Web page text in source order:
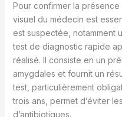
Pour confirmer la présence
visuel du médecin est
est suspectée, notamment
test de diagnostic rapide
réalisé. Il consiste en un
amygdales et fournit un
test, particulièrement
trois ans, permet d’éviter
d’antibiotiques.